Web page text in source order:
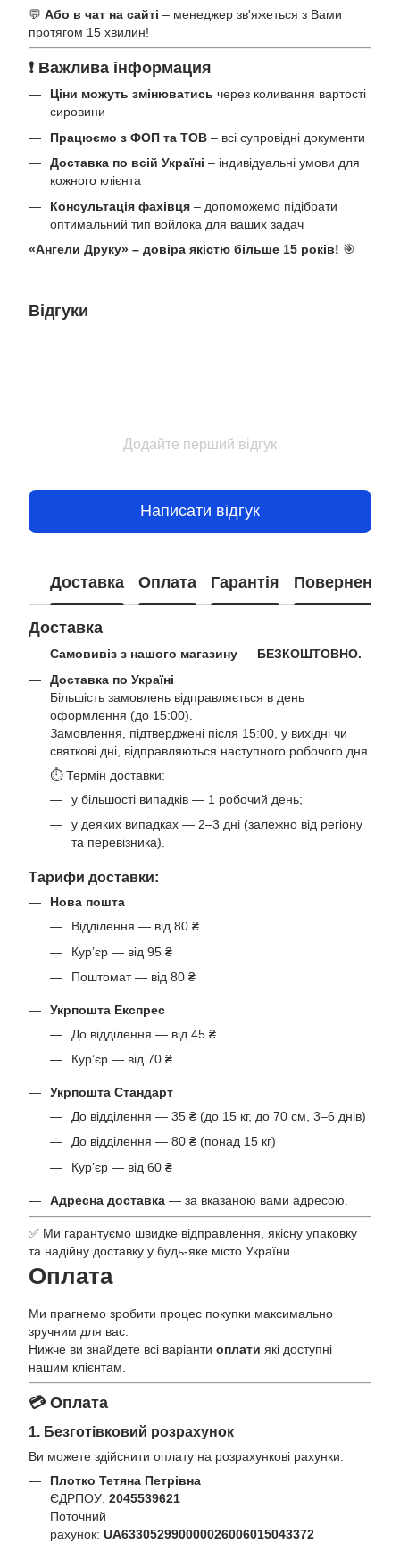
💬 Або в чат на сайті – менеджер зв'яжеться з Вами
протягом 15 хвилин!
❗ Важлива інформация
Ціни можуть змінюватись через коливання вартості
сировини
Працюємо з ФОП та ТОВ – всі супровідні документи
Доставка по всій Україні – індивідуальні умови для
кожного клієнта
Консультація фахівця – допоможемо підібрати
оптимальний тип войлока для ваших задач
«Ангели Друку» – довіра якістю більше 15 років! 🎯
Відгуки
Додайте перший відгук
Написати відгук
Доставка Оплата Гарантія Повернення
Доставка
Самовивіз з нашого магазину — БЕЗКОШТОВНО.
Доставка по Україні
Більшість замовлень відправляється в день
оформлення (до 15:00).
Замовлення, підтверджені після 15:00, у вихідні чи
святкові дні, відправляються наступного робочого дня.
⏱ Термін доставки:
у більшості випадків — 1 робочий день;
у деяких випадках — 2–3 дні (залежно від регіону
та перевізника).
Тарифи доставки:
Нова пошта
Відділення — від 80 ₴
Кур’єр — від 95 ₴
Поштомат — від 80 ₴
Укрпошта Експрес
До відділення — від 45 ₴
Кур’єр — від 70 ₴
Укрпошта Стандарт
До відділення — 35 ₴ (до 15 кг, до 70 см, 3–6 днів)
До відділення — 80 ₴ (понад 15 кг)
Кур’єр — від 60 ₴
Адресна доставка — за вказаною вами адресою.
✅ Ми гарантуємо швидке відправлення, якісну упаковку
та надійну доставку у будь-яке місто України.
Оплата
Ми прагнемо зробити процес покупки максимально
зручним для вас.
Нижче ви знайдете всі варіанти оплати які доступні
нашим клієнтам.
💳 Оплата
1. Безготівковий розрахунок
Ви можете здійснити оплату на розрахункові рахунки:
Плотко Тетяна Петрівна
ЄДРПОУ: 2045539621
Поточний
рахунок: UA633052990000026006015043372